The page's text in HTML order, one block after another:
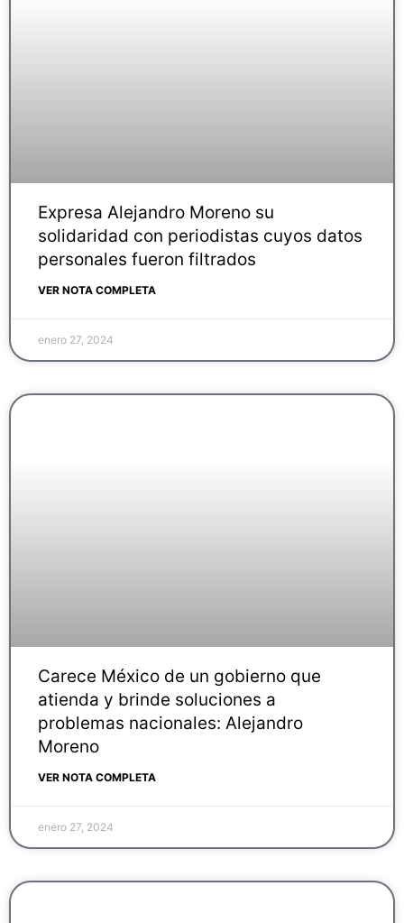
Expresa Alejandro Moreno su
solidaridad con periodistas cuyos datos
personales fueron filtrados
VER NOTA COMPLETA
enero 27, 2024
Carece México de un gobierno que
atienda y brinde soluciones a
problemas nacionales: Alejandro
Moreno
VER NOTA COMPLETA
enero 27, 2024